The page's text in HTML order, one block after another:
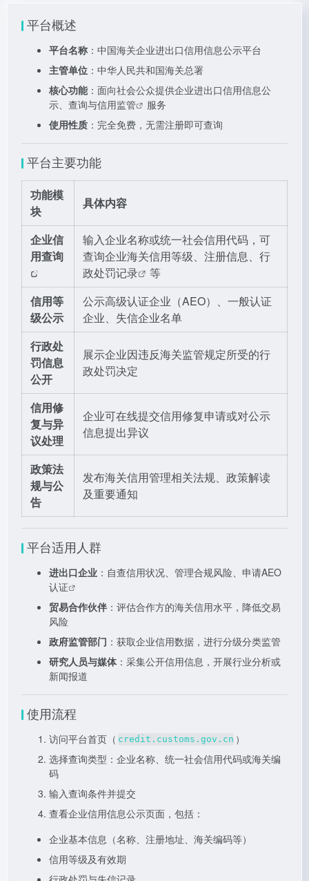
平台概述
平台名称 ：中国海关企业进出口信用信息公示平台
主管单位 ：中华人民共和国海关总署
核心功能：面向社会公众提供企业进出口信用信息公
示、查询与信用监管
服务
使用性质 ：完全免费，无需注册即可查询
平台主要功能
功能模
块
具体内容
企业信
用查询
输入企业名称或统一社会信用代码，可
查询企业海关信用等级、注册信息、 行
政处罚记录
等
信用等
级公示
公示高级认证企业（AEO）、一般认证
企业、失信企业名单
行政处
罚信息
公开
展示企业因违反海关监管规定所受的行
政处罚决定
信用修
复与异
议处理
企业可在线提交信用修复申请或对公示
信息提出异议
政策法
规与公
告
发布海关信用管理相关法规、政策解读
及重要通知
平台适用人群
进出口企业 ：自查信用状况、管理合规风险、申请AEO
认证
贸易合作伙伴 ：评估合作方的海关信用水平，降低交易
风险
政府监管部门 ：获取企业信用数据，进行分级分类监管
研究人员与媒体：采集公开信用信息，开展行业分析或
新闻报道
使用流程
访问平台首页（ credit.customs.gov.cn ）
选择查询类型：企业名称、统一社会信用代码或海关编
码
输入查询条件并提交
查看企业信用信息公示页面，包括：
企业基本信息（名称、注册地址、海关编码等）
信用等级及有效期